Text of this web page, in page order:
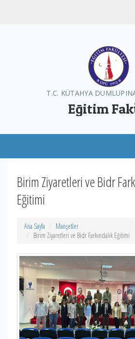
T.C. KÜTAHYA
Eğitim
Birim Ziyaretleri ve Bidr
Eğitimi
Ana Sayfa
Manşetler
Birim Ziyaretleri ve Bidr Farkındalık Eğitimi